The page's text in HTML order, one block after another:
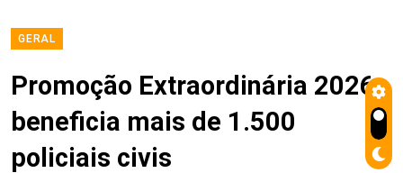
GERAL
Promoção Extraordinária 2026
beneficia mais de 1.500
policiais civis